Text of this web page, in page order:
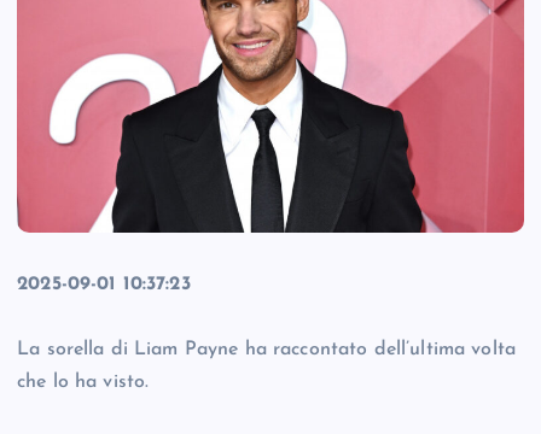
2025-09-01 10:37:23
La sorella di Liam Payne ha raccontato dell’ultima volta
che lo ha visto.